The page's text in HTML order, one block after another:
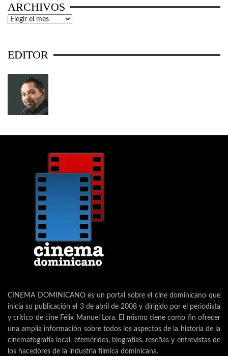
ARCHIVOS
Archivos
EDITOR
CINEMA DOMINICANO es un portal sobre el cine dominicano que
inicia su publicación el 3 de abril de 2008 y dirigido por el periodista
y crítico de cine Félix Manuel Lora. El mismo tiene como fin ofrecer
una amplia información sobre todos los aspectos de la historia de la
cinematografía local, efemérides, biografías, reseñas y entrevistas de
los hacedores de la industria fílmica dominicana.